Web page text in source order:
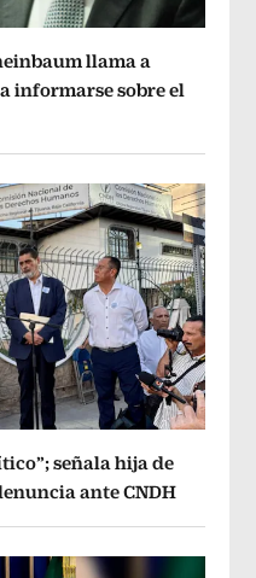
llama a
informarse sobre el
señala hija de
ante CNDH